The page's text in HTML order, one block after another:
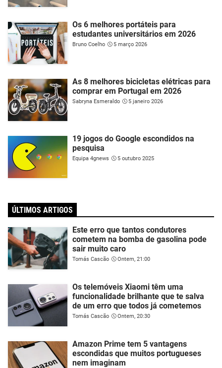
Os 6 melhores portáteis para
estudantes universitários em 2026
Bruno Coelho 5 março 2026
As 8 melhores bicicletas elétricas para
comprar em Portugal em 2026
Sabryna Esmeraldo 5 janeiro 2026
19 jogos do Google escondidos na
pesquisa
Equipa 4gnews 5 outubro 2025
ÚLTIMOS ARTIGOS
Este erro que tantos condutores
cometem na bomba de gasolina pode
sair muito caro
Tomás Cascão Ontem, 21:00
Os telemóveis Xiaomi têm uma
funcionalidade brilhante que te salva
de um erro que todos já cometemos
Tomás Cascão Ontem, 20:30
Amazon Prime tem 5 vantagens
escondidas que muitos portugueses
nem imaginam